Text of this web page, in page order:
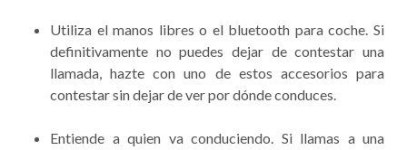
Utiliza el manos libres o el bluetooth para coche. Si
definitivamente no puedes dejar de contestar una
llamada, hazte con uno de estos accesorios para
contestar sin dejar de ver por dónde conduces.
Entiende a quien va conduciendo. Si llamas a una